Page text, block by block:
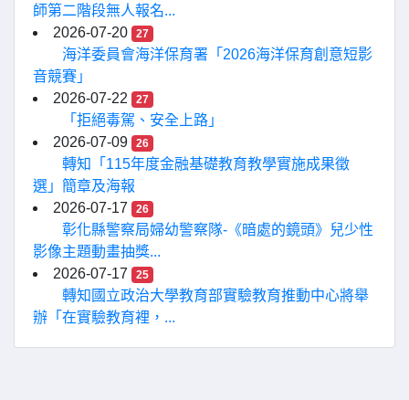
師第二階段無人報名...
2026-07-20
27
海洋委員會海洋保育署「2026海洋保育創意短影
音競賽」
2026-07-22
27
「拒絕毒駕、安全上路」
2026-07-09
26
轉知「115年度金融基礎教育教學實施成果徵
選」簡章及海報
2026-07-17
26
彰化縣警察局婦幼警察隊-《暗處的鏡頭》兒少性
影像主題動畫抽獎...
2026-07-17
25
轉知國立政治大學教育部實驗教育推動中心將舉
辦「在實驗教育裡，...